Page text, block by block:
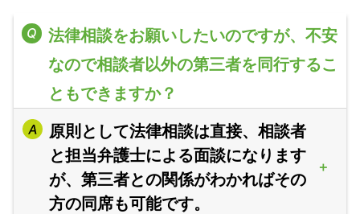
法律相談をお願いしたいのですが、不安
なので相談者以外の第三者を同行するこ
ともできますか？
原則として法律相談は直接、相談者
と担当弁護士による面談になります
が、第三者との関係がわかればその
方の同席も可能です。